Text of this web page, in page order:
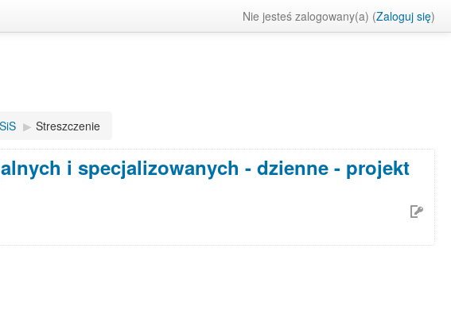
Nie jesteś zalogowany(a) (Zaloguj się)
▶︎ Streszczenie
i specjalizowanych - dzienne - projekt